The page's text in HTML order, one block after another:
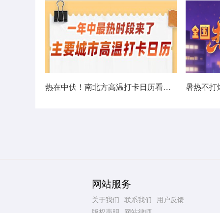
热在中伏！南北方高温打卡日历看哪里热力持久
网站服务
关于我们 联系我们
用户反馈